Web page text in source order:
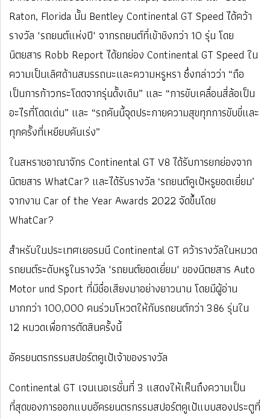
Raton, Florida นั้น Bentley Continental GT Speed ได้คว้า
รางวัล "รถยนต์แห่งปี" จากรถยนต์ที่เข้าชิงกว่า 10 รุ่น โดย
นิตยสาร Robb Report ได้ยกย่อง Continental GT Speed ใน
ความเป็นเลิศด้านสมรรถนะและความหรูหรา ซึ่งกล่าวว่า “ถือ
เป็นการก้าวกระโดดจากรุ่นดั้งเดิม” และ “การขับเคลื่อนสี่ล้อเป็น
อะไรที่โดดเด่น” และ “รถคันนี้จุดประกายความสุขทุกการขับขี่และ
ทุกครั้งที่เหยียบคันเร่ง”
ในสหราชอาณาจักร Continental GT V8 ได้รับการยกย่องจาก
นิตยสาร WhatCar? และได้รับรางวัล ‘รถยนต์คูเป้หรูยอดเยี่ยม’
จากงาน Car of the Year Awards 2022 จัดขึ้นโดย
WhatCar?
สำหรับในประเทศเยอรมนี Continental GT คว้ารางวัลในหมวด
รถยนต์ระดับหรูในรางวัล 'รถยนต์ยอดเยี่ยม' ของนิตยสาร Auto
Motor und Sport ที่มีชื่อเสียงมาอย่างยาวนาน โดยมีผู้อ่าน
มากกว่า 100,000 คนร่วมโหวตให้กับรถยนต์กว่า 386 รุ่นใน
12 หมวดเพื่อการตัดสินครั้งนี้
อัครยนตรกรรมสปอร์ตคูเป้เจ้าของรางวัล
Continental GT เจนเนอเรชั่นที่ 3 แสดงให้เห็นถึงความเป็น
ที่สุดของการออกแบบอัครยนตรกรรมสปอร์ตคูเป้แบบสองประตูที่